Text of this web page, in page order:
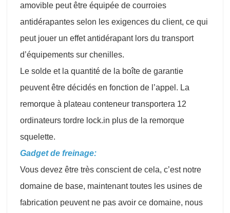
amovible peut être équipée de courroies
antidérapantes selon les exigences du client, ce qui
peut jouer un effet antidérapant lors du transport
d’équipements sur chenilles.
Le solde et la quantité de la boîte de garantie
peuvent être décidés en fonction de l’appel. La
remorque à plateau conteneur transportera 12
ordinateurs tordre lock.in plus de la remorque
squelette.
Gadget de freinage:
Vous devez être très conscient de cela, c’est notre
domaine de base, maintenant toutes les usines de
fabrication peuvent ne pas avoir ce domaine, nous